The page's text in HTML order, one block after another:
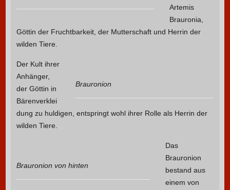
Artemis
Brauronia,
Göttin der Fruchtbarkeit, der Mutterschaft und Herrin der
wilden Tiere.
Brauronion
Der Kult ihrer
Anhänger,
der Göttin in
Bärenverklei
dung zu huldigen, entspringt wohl ihrer Rolle als Herrin der
wilden Tiere.
Brauronion von hinten
Das
Brauronion
bestand aus
einem von